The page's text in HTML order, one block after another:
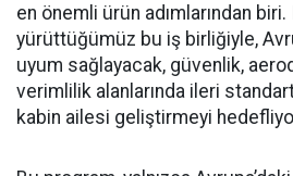
en önemli ürün adımlarından biri.
yürüttüğümüz bu iş birliğiyle,
uyum sağlayacak, güvenlik,
verimlilik alanlarında ileri
kabin ailesi geliştirmeyi